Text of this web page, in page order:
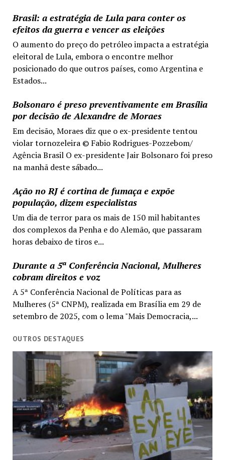
Brasil: a estratégia de Lula para conter os
efeitos da guerra e vencer as eleições
O aumento do preço do petróleo impacta a estratégia
eleitoral de Lula, embora o encontre melhor
posicionado do que outros países, como Argentina e
Estados...
Bolsonaro é preso preventivamente em Brasília
por decisão de Alexandre de Moraes
Em decisão, Moraes diz que o ex-presidente tentou
violar tornozeleira © Fabio Rodrigues-Pozzebom/
Agência Brasil O ex-presidente Jair Bolsonaro foi preso
na manhã deste sábado...
Ação no RJ é cortina de fumaça e expõe
população, dizem especialistas
Um dia de terror para os mais de 150 mil habitantes
dos complexos da Penha e do Alemão, que passaram
horas debaixo de tiros e...
Durante a 5ª Conferência Nacional, Mulheres
cobram direitos e voz
A 5ª Conferência Nacional de Políticas para as
Mulheres (5ª CNPM), realizada em Brasília em 29 de
setembro de 2025, com o lema "Mais Democracia,...
OUTROS DESTAQUES